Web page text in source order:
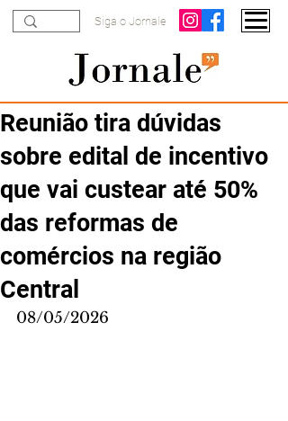
Siga o Jornale
Reunião tira dúvidas
sobre edital de incentivo
que vai custear até 50%
das reformas de
comércios na região
Central
08/05/2026